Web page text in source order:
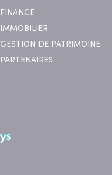
FINANCE
IMMOBILIER
GESTION DE PATRIMOINE
PARTENAIRES